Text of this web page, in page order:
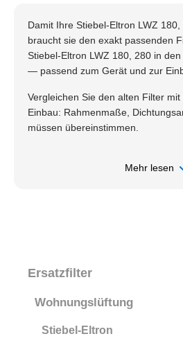
Damit Ihre Stiebel-Eltron LWZ
braucht sie den exakt passenden
Stiebel-Eltron LWZ 180, 280 in
— passend zum Gerät und zur
Vergleichen Sie den alten Filter
Einbau: Rahmenmaße,
müssen übereinstimmen.
Mehr lesen
Ersatzfilter
Wohnungslüftung
Stiebel-Eltron